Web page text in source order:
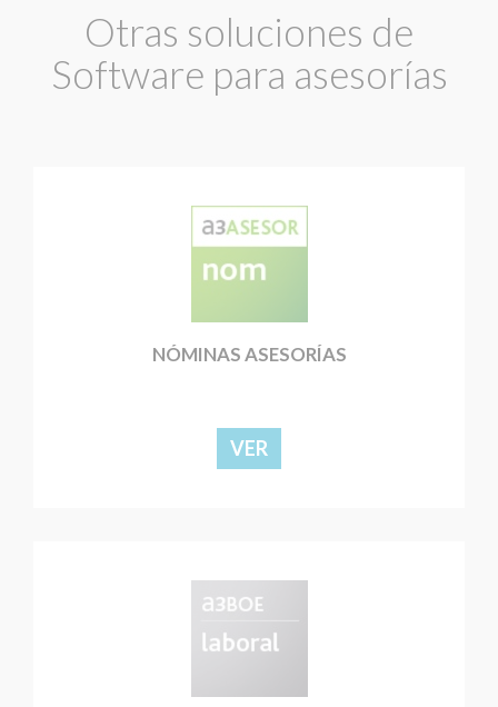
Otras soluciones de
Software para asesorías
NÓMINAS ASESORÍAS
VER